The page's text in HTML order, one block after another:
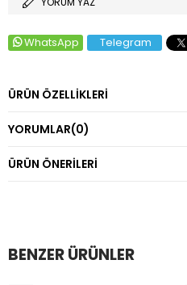
WhatsApp Telegram
ÜRÜN ÖZELLIKLERI
YORUMLAR(0)
ÜRÜN ÖNERILERI
BENZER ÜRÜNLER